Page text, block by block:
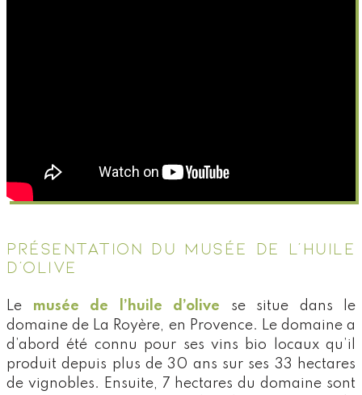
PRÉSENTATION DU MUSÉE DE L’HUILE
D’OLIVE
Le musée de l’huile d’olive se situe dans le
domaine de La Royère, en Provence. Le domaine a
d’abord été connu pour ses vins bio locaux qu’il
produit depuis plus de 30 ans sur ses 33 hectares
de vignobles. Ensuite, 7 hectares du domaine sont